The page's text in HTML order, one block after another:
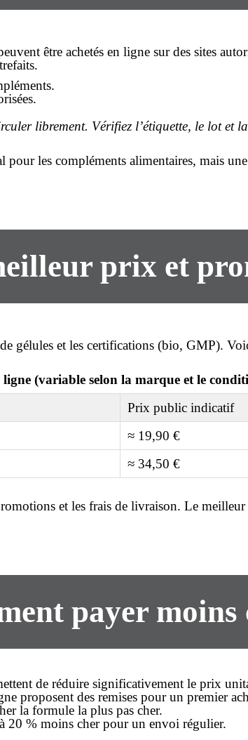
être achetés en ligne sur des sites
librement. Vérifiez l’étiquette, le lot et
pour les compléments alimentaires, mais
prixet
gélules et les certifications (bio, GMP).
ligne (variable selon la marque et le
Prix public indicatif
≈ 19,90 €
≈ 34,50 €
et les frais de livraison. Le
payer moins
de réduire significativement le prix
proposent des remises pour un premier
la formule la plus pas cher.
20 % moins cherpour un envoi régulier.